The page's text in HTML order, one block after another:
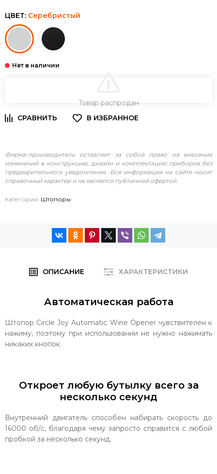
ЦВЕТ: Серебристый
Товар распродан
Фирма-производитель оставляет за собой право на внесение
изменений в конструкцию, дизайн и комплектацию приборов без
предварительного уведомления. Вся информация на сайте носит
справочный характер и не является публичной офертой.
Категории: Штопоры
ОПИСАНИЕ ХАРАКТЕРИСТИКИ
Автоматическая работа
Штопор Circle Joy Automatic Wine Opener чувствителен к
нажиму, поэтому при использовании не нужно нажимать
никаких кнопок.
Откроет любую бутылку всего за
несколько секунд
Внутренний двигатель способен набирать скорость до
16000 об/с, благодаря чему запросто справится с любой
пробкой за несколько секунд.